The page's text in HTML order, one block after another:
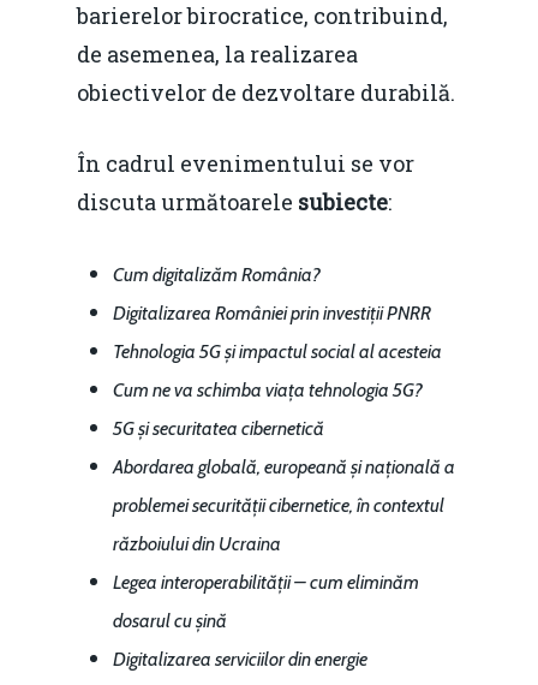
barierelor birocratice, contribuind,
de asemenea, la realizarea
obiectivelor de dezvoltare durabilă.
În cadrul evenimentului se vor
discuta următoarele subiecte:
Cum digitalizăm România?
Digitalizarea României prin investiții PNRR
Tehnologia 5G și impactul social al acesteia
Cum ne va schimba viața tehnologia 5G?
5G și securitatea cibernetică
Abordarea globală, europeană și națională a
problemei securității cibernetice, în contextul
războiului din Ucraina
Legea interoperabilității – cum eliminăm
dosarul cu șină
Digitalizarea serviciilor din energie